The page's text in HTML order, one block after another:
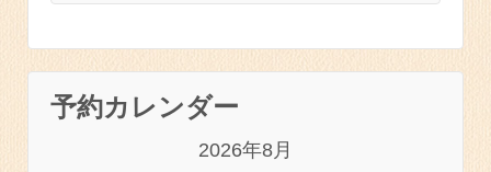
予約カレンダー
2026年8月